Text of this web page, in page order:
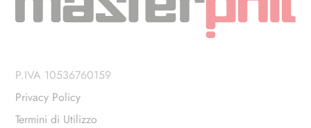
P.IVA 10536760159
Privacy Policy
Termini di Utilizzo